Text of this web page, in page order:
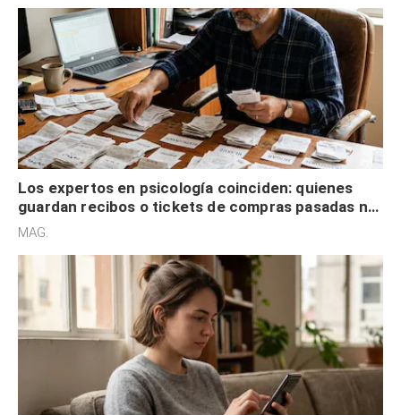
Los expertos en psicología coinciden: quienes
guardan recibos o tickets de compras pasadas no
son acumuladores, sino que tienen necesidad de
MAG.